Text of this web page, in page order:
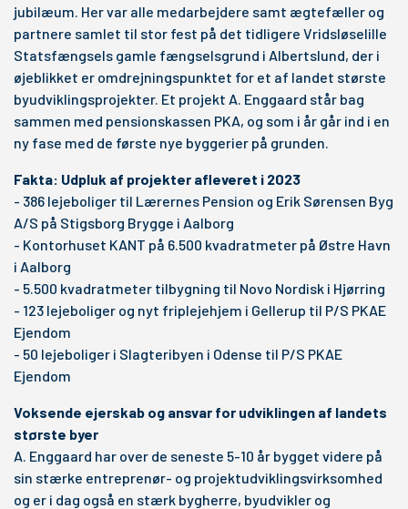
jubilæum. Her var alle medarbejdere samt ægtefæller og
partnere samlet til stor fest på det tidligere Vridsløselille
Statsfængsels gamle fængselsgrund i Albertslund, der i
øjeblikket er omdrejningspunktet for et af landet største
byudviklingsprojekter. Et projekt A. Enggaard står bag
sammen med pensionskassen PKA, og som i år går ind i en
ny fase med de første nye byggerier på grunden.
Fakta: Udpluk af projekter afleveret i 2023
- 386 lejeboliger til Lærernes Pension og Erik Sørensen Byg
A/S på Stigsborg Brygge i Aalborg
- Kontorhuset KANT på 6.500 kvadratmeter på Østre Havn
i Aalborg
- 5.500 kvadratmeter tilbygning til Novo Nordisk i Hjørring
- 123 lejeboliger og nyt friplejehjem i Gellerup til P/S PKAE
Ejendom
- 50 lejeboliger i Slagteribyen i Odense til P/S PKAE
Ejendom
Voksende ejerskab og ansvar for udviklingen af landets
største byer
A. Enggaard har over de seneste 5-10 år bygget videre på
sin stærke entreprenør- og projektudviklingsvirksomhed
og er i dag også en stærk bygherre, byudvikler og